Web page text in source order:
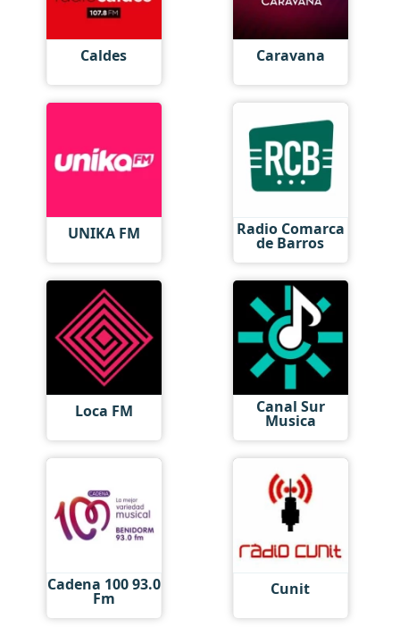
Caldes Caravana
UNIKA FM Radio Comarca
de Barros
Loca FM Canal Sur
Musica
Cadena 100 93.0
Fm Cunit